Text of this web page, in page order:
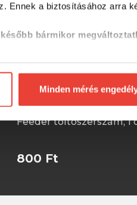
Ennek a biztosításához arra
bármikor
Minden mérés
CZ Smart Pro Method
Feeder töltőszerszám, 1
800 Ft